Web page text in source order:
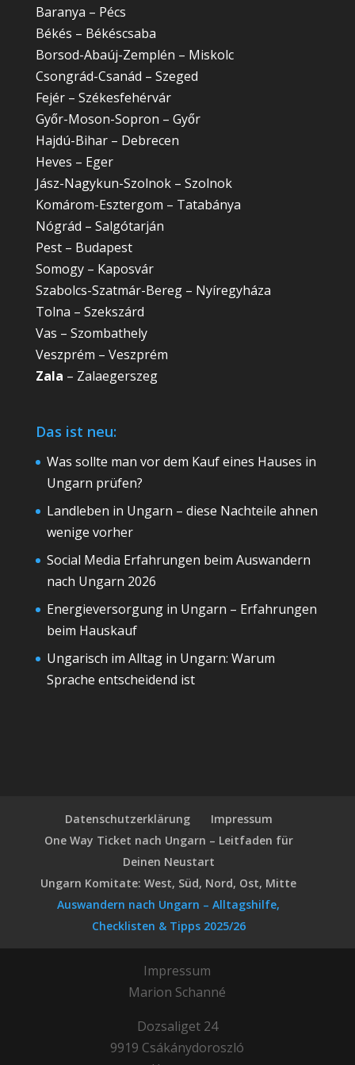
Baranya – Pécs
Békés – Békéscsaba
Borsod-Abaúj-Zemplén – Miskolc
Csongrád-Csanád – Szeged
Fejér – Székesfehérvár
Győr-Moson-Sopron – Győr
Hajdú-Bihar – Debrecen
Heves – Eger
Jász-Nagykun-Szolnok – Szolnok
Komárom-Esztergom – Tatabánya
Nógrád – Salgótarján
Pest – Budapest
Somogy – Kaposvár
Szabolcs-Szatmár-Bereg – Nyíregyháza
Tolna – Szekszárd
Vas – Szombathely
Veszprém – Veszprém
Zala – Zalaegerszeg
Das ist neu:
Was sollte man vor dem Kauf eines Hauses in
Ungarn prüfen?
Landleben in Ungarn – diese Nachteile ahnen
wenige vorher
Social Media Erfahrungen beim Auswandern
nach Ungarn 2026
Energieversorgung in Ungarn – Erfahrungen
beim Hauskauf
Ungarisch im Alltag in Ungarn: Warum
Sprache entscheidend ist
Datenschutzerklärung
Impressum
One Way Ticket nach Ungarn – Leitfaden für
Deinen Neustart
Ungarn Komitate: West, Süd, Nord, Ost, Mitte
Auswandern nach Ungarn – Alltagshilfe,
Checklisten & Tipps 2025/26
Impressum
Marion Schanné
Dozsaliget 24
9919 Csákánydoroszló